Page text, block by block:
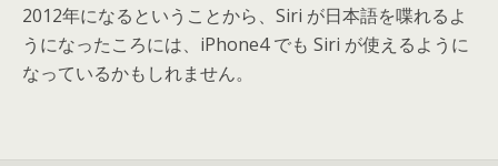
2012年になるということから、Siri が日本語を喋れるよ
うになったころには、iPhone4 でも Siri が使えるように
なっているかもしれません。